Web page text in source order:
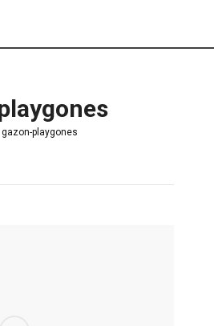
:
gazon-playgones